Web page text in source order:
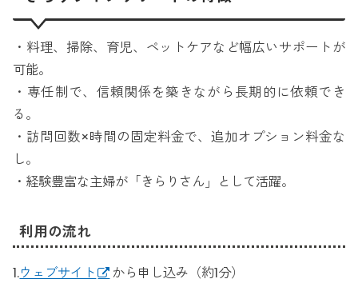
・料理、掃除、育児、ペットケアなど幅広いサポートが
可能。
・専任制で、信頼関係を築きながら長期的に依頼でき
る。
・訪問回数×時間の固定料金で、追加オプション料金な
し。
・経験豊富な主婦が「きらりさん」として活躍。
利用の流れ
1.ウェブサイト
から申し込み（約1分）